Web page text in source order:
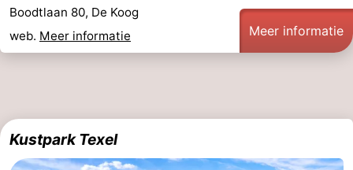
Boodtlaan 80, De Koog
web. Meer informatie Meer informatie
Kustpark Texel